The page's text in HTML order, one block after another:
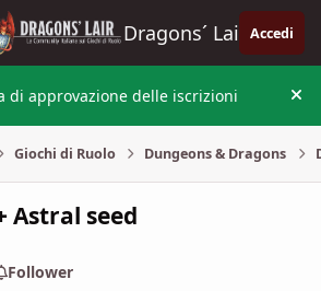
Dragons´ Lair Accedi
di approvazione delle iscrizioni
Giochi di Ruolo Dungeons & Dragons
Astral seed
Follower